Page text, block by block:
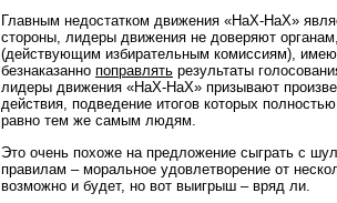
Главным недостатком движения «НаХ-НаХ»
стороны, лидеры движения не доверяют
(действующим избирательным комиссиям),
безнаказанно поправлять результаты
лидеры движения «НаХ-НаХ» призывают
действия, подведение итогов которых
равно тем же самым людям.
Это очень похоже на предложение сыграть с
правилам – моральное удовлетворение от
возможно и будет, но вот выигрыш – вряд ли.